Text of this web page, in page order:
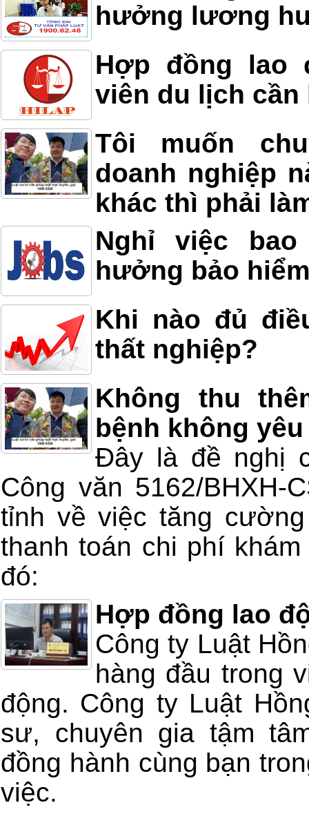
hưởng lương
Hợp đồng lao
viên du lịch
Tôi muốn
doanh nghiệp
khác thì phải
Nghỉ việc
hưởng bảo
Khi nào đủ
thất nghiệp?
Không thu
bệnh không
Đây là đề nghị
Công văn 5162/BHXH-
tỉnh về việc tăng
thanh toán chi phí
đó:
Hợp đồng lao
Công ty Luật
hàng đầu trong
động. Công ty Luật
sư, chuyên gia tậm
đồng hành cùng bạn
việc.